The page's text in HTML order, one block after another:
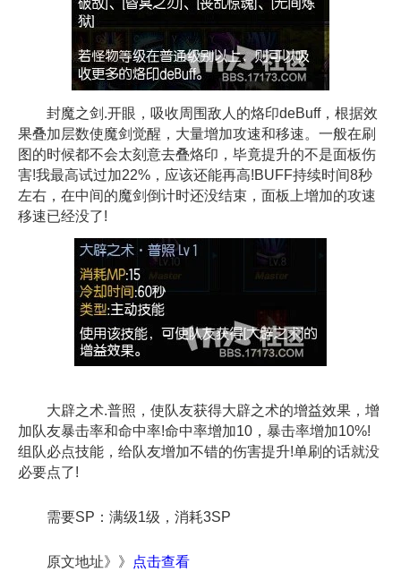
封魔之剑.开眼，吸收周围敌人的烙印deBuff，根据效
果叠加层数使魔剑觉醒，大量增加攻速和移速。一般在刷
图的时候都不会太刻意去叠烙印，毕竟提升的不是面板伤
害!我最高试过加22%，应该还能再高!BUFF持续时间8秒
左右，在中间的魔剑倒计时还没结束，面板上增加的攻速
移速已经没了!
大辟之术.普照，使队友获得大辟之术的增益效果，增
加队友暴击率和命中率!命中率增加10，暴击率增加10%!
组队必点技能，给队友增加不错的伤害提升!单刷的话就没
必要点了!
需要SP：满级1级，消耗3SP
原文地址》》 点击查看